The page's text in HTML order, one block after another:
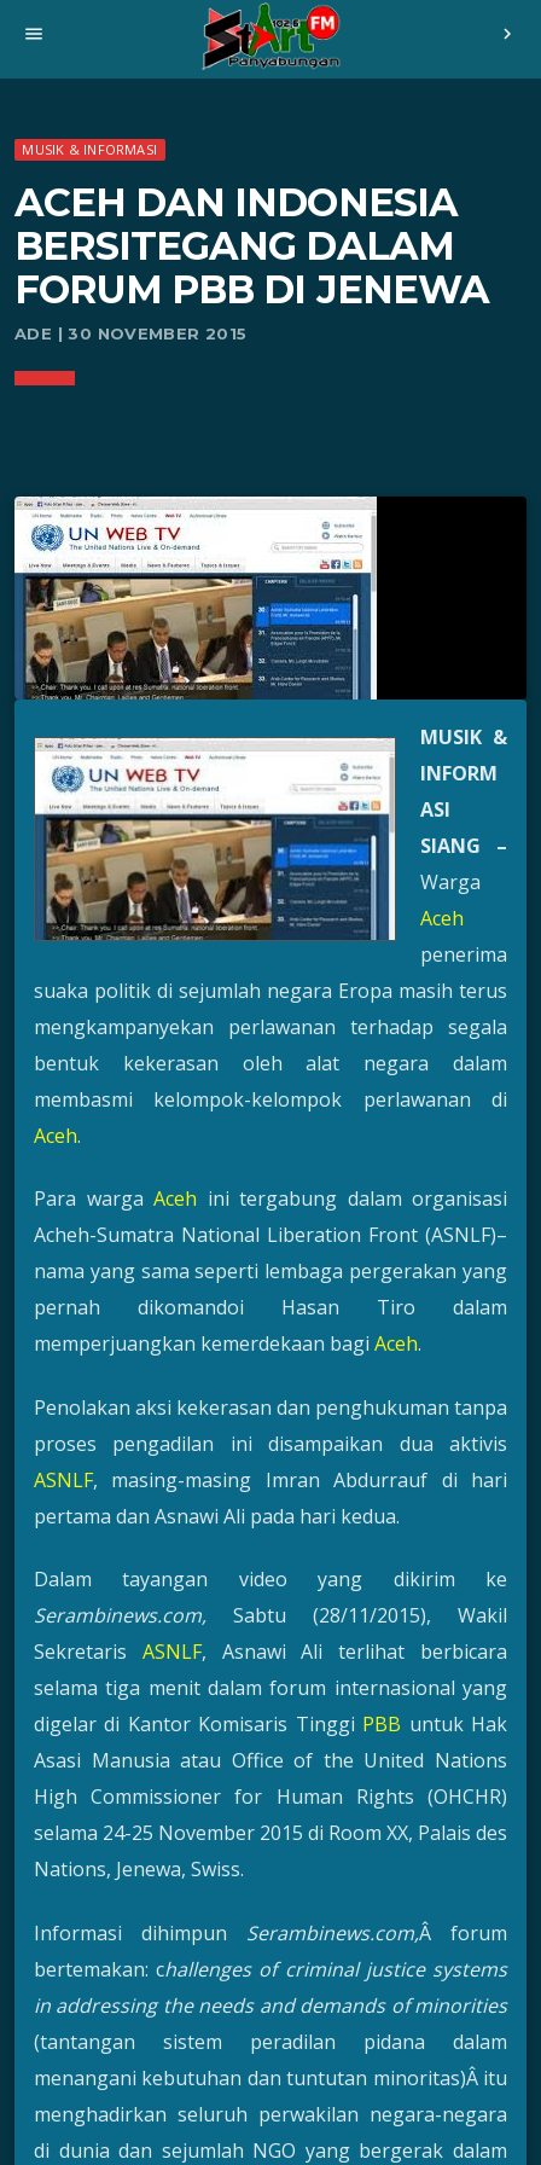
menu chevron_right
MUSIK & INFORMASI
ACEH DAN INDONESIA
BERSITEGANG DALAM
FORUM PBB DI JENEWA
ADE | 30 NOVEMBER 2015
MUSIK &
INFORM
ASI
SIANG –
Warga
Aceh
penerima
suaka politik di sejumlah negara Eropa masih terus
mengkampanyekan perlawanan terhadap segala
bentuk kekerasan oleh alat negara dalam
membasmi kelompok-kelompok perlawanan di
Aceh.
Para warga Aceh ini tergabung dalam organisasi
Acheh-Sumatra National Liberation Front (ASNLF)–
nama yang sama seperti lembaga pergerakan yang
pernah dikomandoi Hasan Tiro dalam
memperjuangkan kemerdekaan bagi Aceh.
Penolakan aksi kekerasan dan penghukuman tanpa
proses pengadilan ini disampaikan dua aktivis
ASNLF, masing-masing Imran Abdurrauf di hari
pertama dan Asnawi Ali pada hari kedua.
Dalam tayangan video yang dikirim ke
Serambinews.com, Sabtu (28/11/2015), Wakil
Sekretaris ASNLF, Asnawi Ali terlihat berbicara
selama tiga menit dalam forum internasional yang
digelar di Kantor Komisaris Tinggi PBB untuk Hak
Asasi Manusia atau Office of the United Nations
High Commissioner for Human Rights (OHCHR)
selama 24-25 November 2015 di Room XX, Palais des
Nations, Jenewa, Swiss.
Informasi dihimpun Serambinews.com,Â forum
bertemakan: challenges of criminal justice systems
in addressing the needs and demands of minorities
(tantangan sistem peradilan pidana dalam
menangani kebutuhan dan tuntutan minoritas)Â itu
menghadirkan seluruh perwakilan negara-negara
di dunia dan sejumlah NGO yang bergerak dalam